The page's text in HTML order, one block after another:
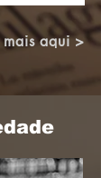
Colégio
(CBAE /
links
aqui >